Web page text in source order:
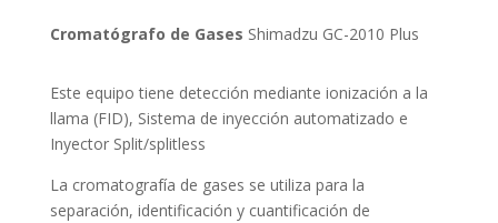
Cromatógrafo de Gases Shimadzu GC-2010 Plus
Este equipo tiene detección mediante ionización a la
llama (FID), Sistema de inyección automatizado e
Inyector Split/splitless
La cromatografía de gases se utiliza para la
separación, identificación y cuantificación de